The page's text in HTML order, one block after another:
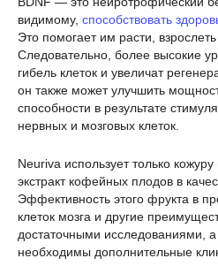
видимому, способствовать
Это помогает им расти,
Следовательно, более высокие
гибель клеток и увеличат
он также может улучшить
способности в результате
нервных и мозговых клеток.
Neuriva использует только
экстракт кофейных плодов в
Эффективность этого фрукта в
клеток мозга и другие
достаточными исследованиями, а
необходимы дополнительные